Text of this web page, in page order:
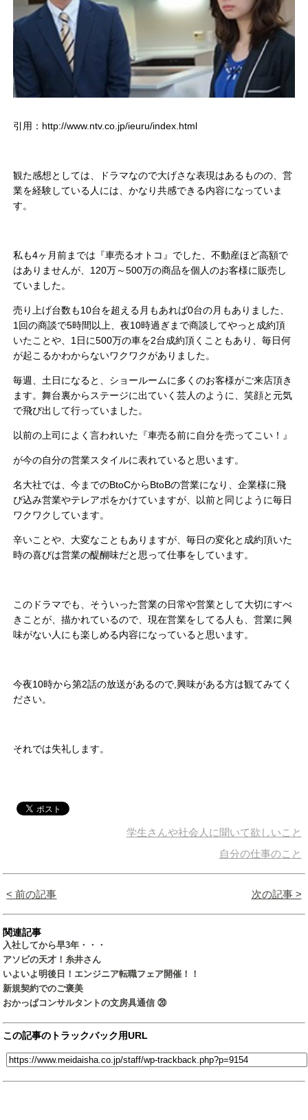
引用：http://www.ntv.co.jp/ieuru/index.html
観た感想としては、ドラマなので大げさな表現はあるものの、営
業を経験している人には、かなり共感できる内容になっていま
す。
私も4ヶ月前までは『車売るオトコ』でした、不動産ほど高額で
はありませんが、120万～500万の商品を個人のお客様に販売し
ていました。
売り上げ台数も10台を超える月もあれば0台の月もありました、
1回の商談で5時間以上、夜10時過ぎまで商談してやっと成約頂
いたことや、1日に500万の車を2台成約頂くこともあり、毎日何
が起こるかわからないワクワクがありました。
毎週、土日になると、ショールームに多くのお客様がご来店頂き
ます。舞台裏からステージに出ていく芸人のように、笑顔と元気
で飛び出して行っていました。
以前の上司によく言われいた『車売る前に自分を売ってこい！』
が今の自分の営業スタイルに表れていると思います。
名大社では、今までのBtoCからBtoBの営業になり、企業様に飛
び込み営業やテレアポをかけていますが、以前と同じように毎日
ワクワクしています。
辛いことや、大変なこともありますが、毎日の変化と成約頂いた
時の喜びは営業の醍醐味だと思って仕事をしています。
このドラマでも、そういった営業の日常や営業として大切にすべ
きことが、描かれているので、現在営業をしてる人も、営業に興
味がない人にも楽しめる内容になっていると思います。
今夜10時から第2話の放送があるので,興味がある方は観てみてく
ださい。
それでは失礼します。
学生さんや社会人に聞いて欲しいこと
自分の仕事のこと
< 前の記事 次の記事 >
関連記事
入社してから早3年・・・
アソビの天才！糸井さん
いよいよ明後日！エンジニア転職フェア開催！！
新規契約でのご褒美
おかっぱコンサルタントの文房具通信 ⑳
この記事のトラックバック用URL